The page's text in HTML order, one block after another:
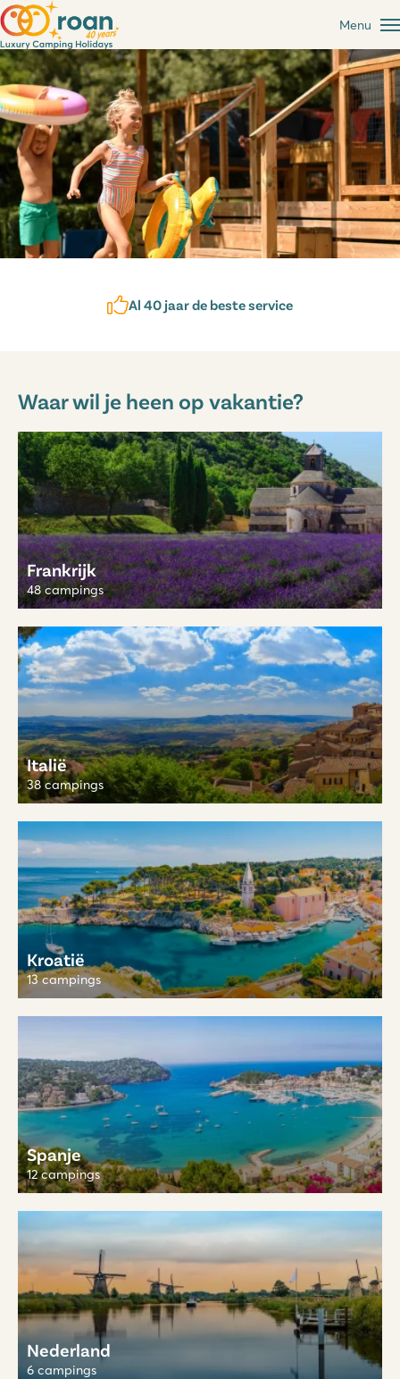
Menu
Al 40 jaar de beste service
Waar wil je heen op vakantie?
Frankrijk
48 campings
Italië
38 campings
Kroatië
13 campings
Spanje
12 campings
Nederland
6 campings